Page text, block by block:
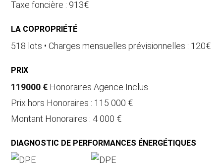
Taxe foncière : 913€
LA COPROPRIÉTÉ
518 lots • Charges mensuelles prévisionnelles : 120€
PRIX
119000 € Honoraires Agence Inclus
Prix hors Honoraires : 115 000 €
Montant Honoraires : 4 000 €
DIAGNOSTIC DE PERFORMANCES ÉNERGÉTIQUES